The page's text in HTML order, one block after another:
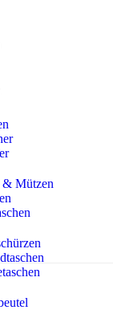
& Mützen